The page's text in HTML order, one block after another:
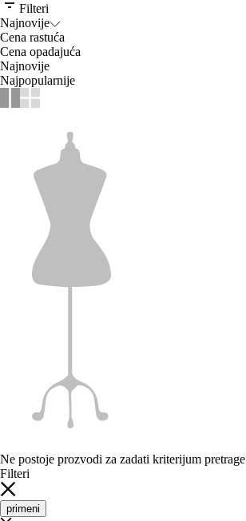
Filteri
Najnovije
Cena rastuća
Cena opadajuća
Najnovije
Najpopularnije
Ne postoje prozvodi za zadati kriterijum pretrage
Filteri
primeni